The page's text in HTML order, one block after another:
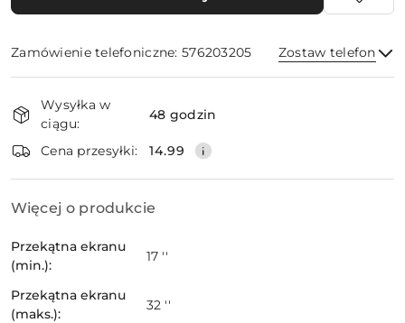
Zamówienie telefoniczne: 576203205 Zostaw telefon
i
dostawa
Wysyłka w
ciągu:
48 godzin
Cena przesyłki: 14.99
Więcej o produkcie
Przekątna ekranu
(min.):
17 ''
Przekątna ekranu
(maks.):
32 ''